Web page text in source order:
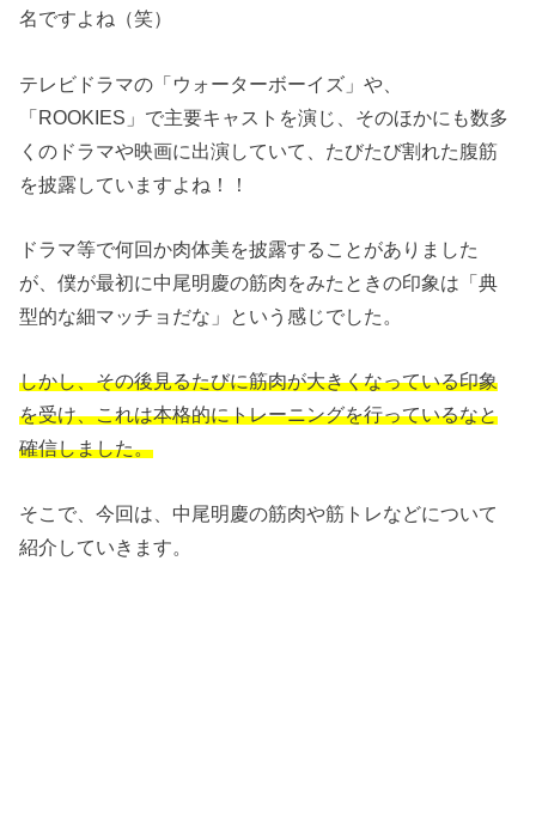
名ですよね（笑）
テレビドラマの「ウォーターボーイズ」や、
「ROOKIES」で主要キャストを演じ、そのほかにも数多
くのドラマや映画に出演していて、たびたび割れた腹筋
を披露していますよね！！
ドラマ等で何回か肉体美を披露することがありました
が、僕が最初に中尾明慶の筋肉をみたときの印象は「典
型的な細マッチョだな」という感じでした。
しかし、その後見るたびに筋肉が大きくなっている印象
を受け、これは本格的にトレーニングを行っているなと
確信しました。
そこで、今回は、中尾明慶の筋肉や筋トレなどについて
紹介していきます。